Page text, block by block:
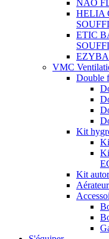
NAO
HELIA
ETIC
VMC
Double
Kit
Kit